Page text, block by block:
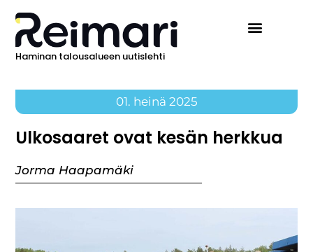
Haminan talousalueen uutislehti
01. heinä 2025
Ulkosaaret ovat kesän herkkua
Jorma Haapamäki